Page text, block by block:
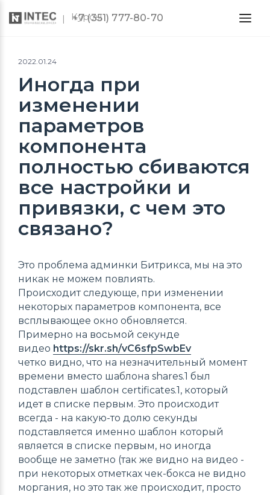
Курсы
+7 (351) 777-80-70
2022.01.24
Иногда при
изменении
параметров
компонента
полностью сбиваются
все настройки и
привязки, с чем это
связано?
Это проблема админки Битрикса, мы на это
никак не можем повлиять.
Происходит следующе, при изменении
некоторых параметров компонента, все
всплывающее окно обновляется.
Примерно на восьмой секунде
видео https://skr.sh/vC6sfpSwbEv
четко видно, что на незначительный момент
времени вместо шаблона shares.1 был
подставлен шаблон certificates.1, который
идет в списке первым. Это происходит
всегда - на какую-то долю секунды
подставляется именно шаблон который
является в списке первым, но иногда
вообще не заметно (так же видно на видео -
при некоторых отметках чек-бокса не видно
моргания, но это так же происходит, просто